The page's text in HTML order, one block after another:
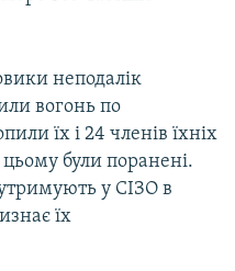
неподалік
вогонь по
їх і 24 членів їхніх
були поранені.
у СІЗО в
їх